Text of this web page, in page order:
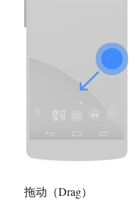
拖动（Drag）